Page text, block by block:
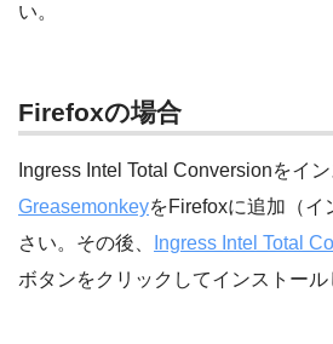
い。
Firefoxの場合
Ingress Intel Total Conversionをイ
GreasemonkeyをFirefoxに追加（イ
さい。その後、
Ingress Intel Total
ボタンをクリックしてインストール